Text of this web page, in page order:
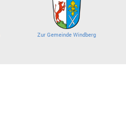
Zur Gemeinde Windberg